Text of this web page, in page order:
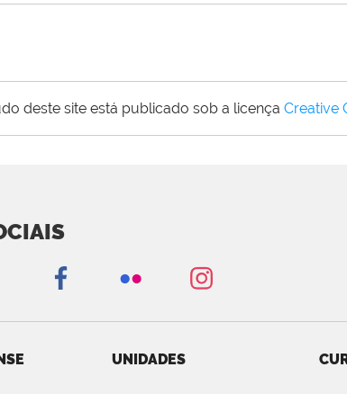
deste site está publicado sob a licença Creative
UNIDADES